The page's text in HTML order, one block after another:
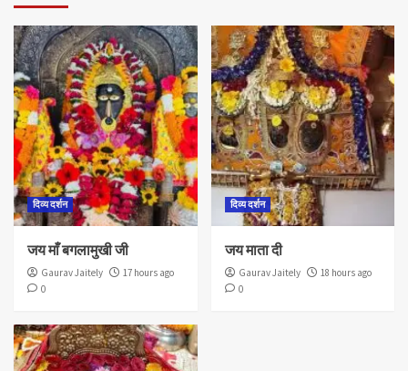
दिव्य दर्शन
जय माँ बगलामुखी जी
Gaurav Jaitely
17 hours ago
0
दिव्य दर्शन
जय माता दी
Gaurav Jaitely
18 hours ago
0